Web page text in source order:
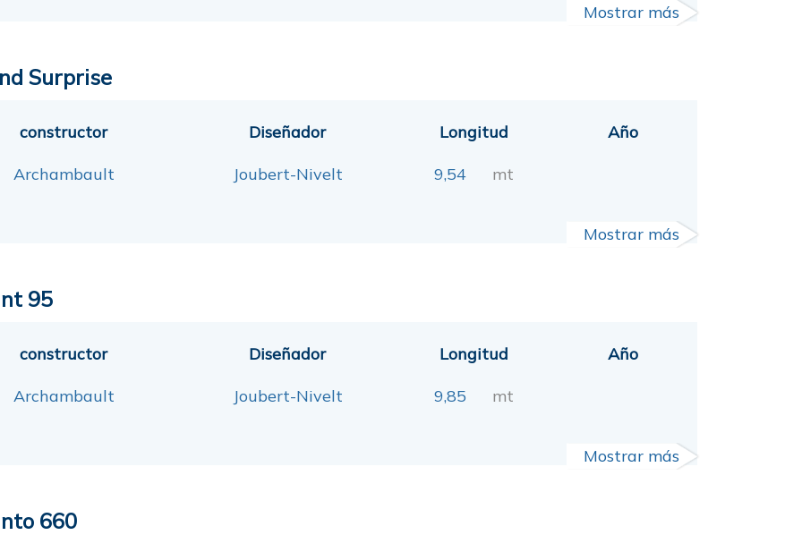
Mostrar más
Surprise
constructor
Archambault
Diseñador
Joubert-Nivelt
Longitud
9,54 mt
Año
Mostrar más
95
constructor
Archambault
Diseñador
Joubert-Nivelt
Longitud
9,85 mt
Año
Mostrar más
660